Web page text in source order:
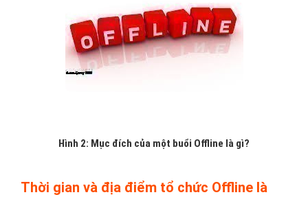
Hình 2: Mục đích của một buổi Offline là gì?
Thời gian và địa điểm tổ chức Offline là